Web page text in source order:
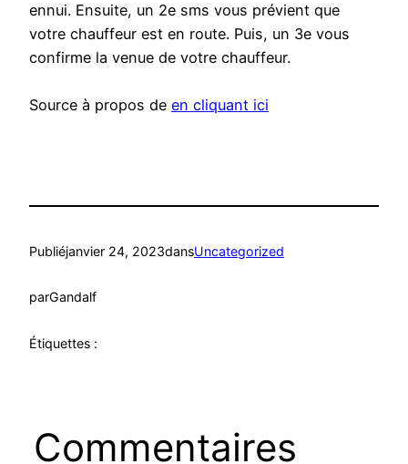
ennui. Ensuite, un 2e sms vous prévient que
votre chauffeur est en route. Puis, un 3e vous
confirme la venue de votre chauffeur.
Source à propos de en cliquant ici
Publiéjanvier 24, 2023dansUncategorized
parGandalf
Étiquettes :
Commentaires